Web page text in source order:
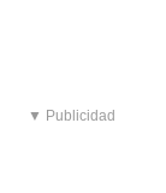
▼ Publicidad